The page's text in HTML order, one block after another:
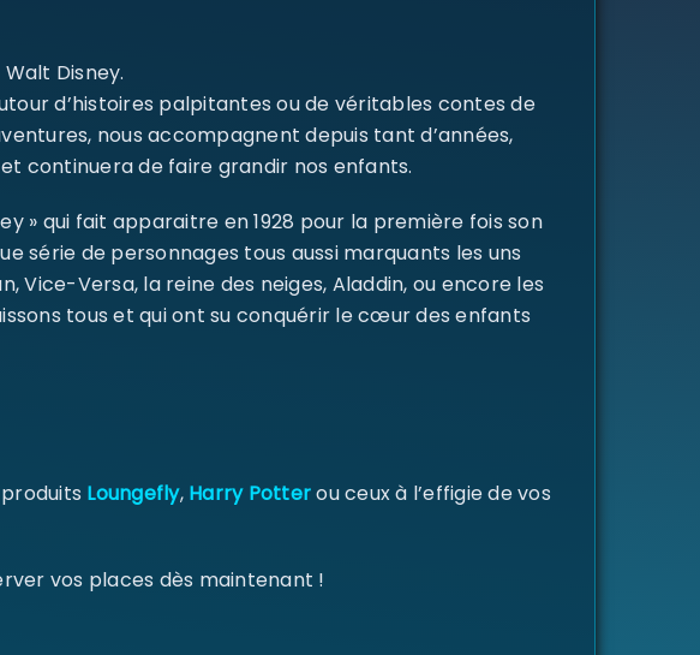
de moi
Disney.
d’histoires palpitantes ou de véritables contes de
nous accompagnent depuis tant d’années,
continuera de faire grandir nos enfants.
» qui fait apparaitre en 1928 pour la première fois son
série de personnages tous aussi marquants les uns
Vice-Versa, la reine des neiges, Aladdin, ou encore les
tous et qui ont su conquérir le cœur des enfants
Loungefly,Harry Potterou ceux à l’effigie de vos
vos places dès maintenant !